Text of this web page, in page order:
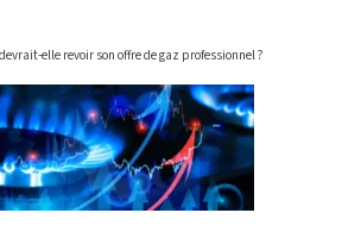
elle revoir son offre de gaz professionnel ?